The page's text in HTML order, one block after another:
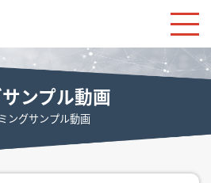
ンプル動画
ングサンプル動画